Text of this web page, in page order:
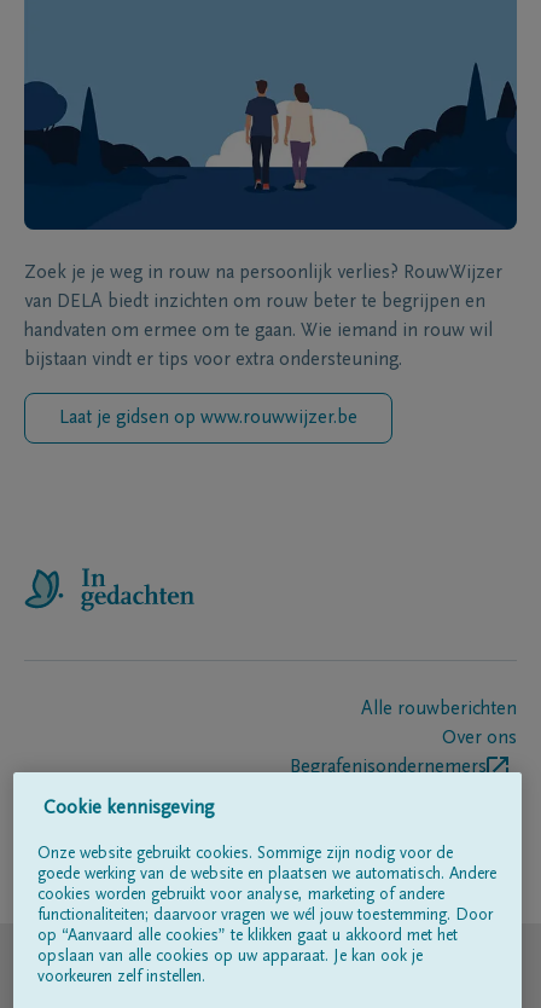
Zoek je je weg in rouw na persoonlijk verlies? RouwWijzer
van DELA biedt inzichten om rouw beter te begrijpen en
handvaten om ermee om te gaan. Wie iemand in rouw wil
bijstaan vindt er tips voor extra ondersteuning.
Laat je gidsen op www.rouwwijzer.be
Alle rouwberichten
Over ons
Begrafenisondernemers
Volg ons op
© DELA
Cookie kennisgeving
Onze website gebruikt cookies. Sommige zijn nodig voor de
goede werking van de website en plaatsen we automatisch. Andere
cookies worden gebruikt voor analyse, marketing of andere
functionaliteiten; daarvoor vragen we wél jouw toestemming. Door
op “Aanvaard alle cookies” te klikken gaat u akkoord met het
opslaan van alle cookies op uw apparaat. Je kan ook je
voorkeuren zelf instellen.